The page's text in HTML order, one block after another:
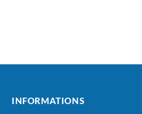
INFORMATIONS